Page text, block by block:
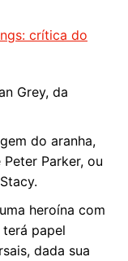
crítica do
Grey, da
do aranha,
Parker, ou
heroína com
papel
dada sua